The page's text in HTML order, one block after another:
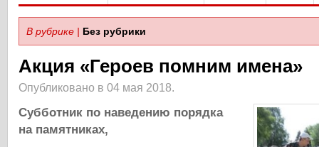
В рубрике | Без рубрики
Акция «Героев помним имена»
Опубликовано в 04 мая 2018.
Субботник по наведению порядка
на памятниках,